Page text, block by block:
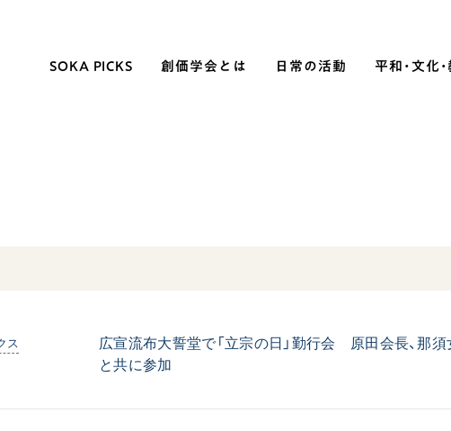
SOKA PICKS 創価学会とは 日常の活動 平和・文化
仏法を語る 「持続可能な開発目標（SDGs）」の
ス
広宣流布大誓堂で「立宗の日」勤行会 原田会長、那
と共に参加